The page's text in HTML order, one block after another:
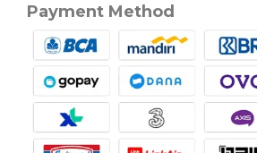
Payment Method